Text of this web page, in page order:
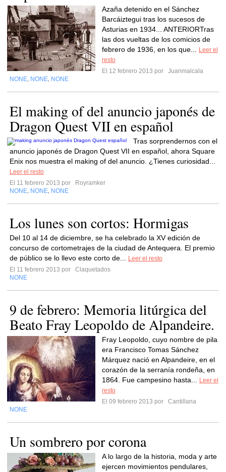
Azaña detenido en el Sánchez
Barcáiztegui tras los sucesos de
Asturias en 1934... ANTERIORTras
las dos vueltas de los comicios de
febrero de 1936, en los que...
Leer el
resto
El 12 febrero 2013 por
Juanmalcala
NONE NONE NONE
El making of del anuncio japonés de
Dragon Quest VII en español
Tras sorprendernos con el
anuncio japonés de Dragon Quest VII en español, ahora Square
Enix nos muestra el making of del anuncio. ¿Tienes curiosidad...
Leer el resto
El 11 febrero 2013 por
Royramker
NONE NONE NONE
Los lunes son cortos: Hormigas
Del 10 al 14 de diciembre, se ha celebrado la XV edición de
concurso de cortometrajes de la ciudad de Antequera. El premio
de público se lo llevo este corto de...
Leer el resto
El 11 febrero 2013 por
Claquetados
NONE
9 de febrero: Memoria litúrgica del
Beato Fray Leopoldo de Alpandeire.
Fray Leopoldo, cuyo nombre de pila
era Francisco Tomas Sánchez
Márquez nació en Alpandeire, en el
corazón de la serranía rondeña, en
1864. Fue campesino hasta...
Leer el
resto
El 09 febrero 2013 por
Cantillana
NONE
Un sombrero por corona
A lo largo de la historia, moda y arte
ejercen movimientos pendulares,